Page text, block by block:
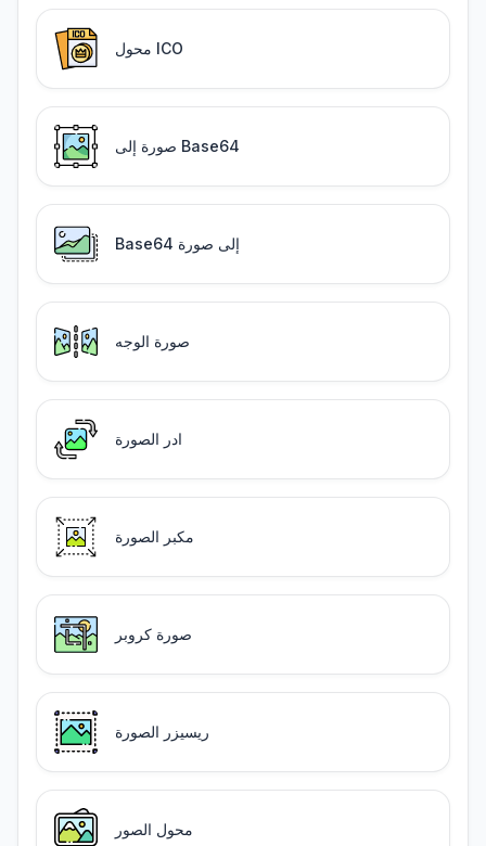
محول ICO
صورة إلى Base64
Base64 إلى صورة
صورة الوجه
ادر الصورة
مكبر الصورة
صورة كروبر
ريسيزر الصورة
محول الصور